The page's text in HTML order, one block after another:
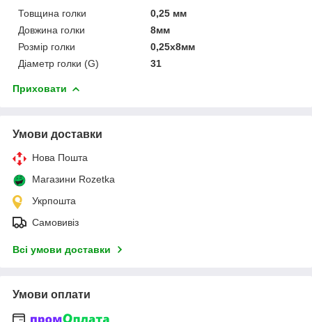
Товщина голки
0,25 мм
Довжина голки
8мм
Розмір голки
0,25х8мм
Діаметр голки (G)
31
Приховати
Умови доставки
Нова Пошта
Магазини Rozetka
Укрпошта
Самовивіз
Всі умови доставки
Умови оплати